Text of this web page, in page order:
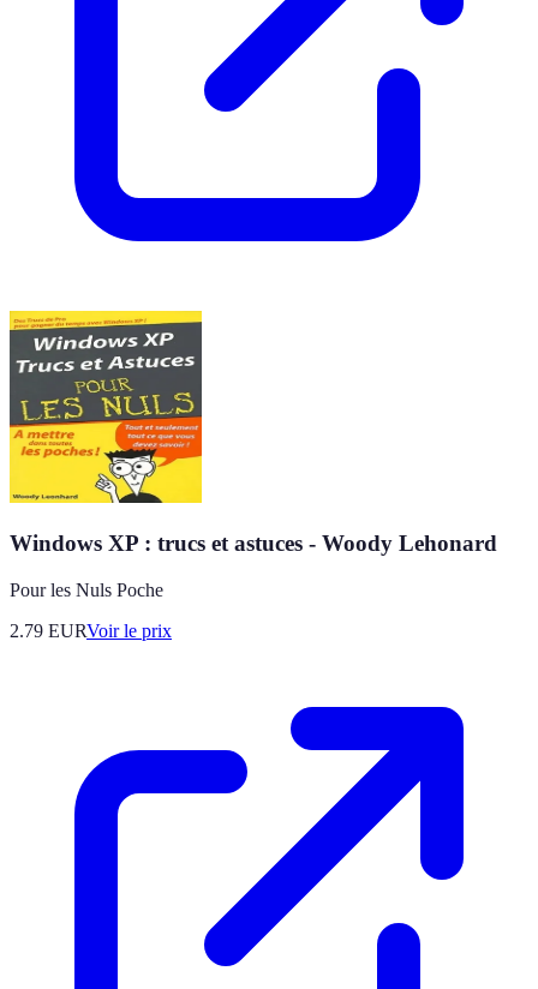
Windows XP : trucs et astuces - Woody Lehonard
Pour les Nuls Poche
2.79 EURVoir le prix